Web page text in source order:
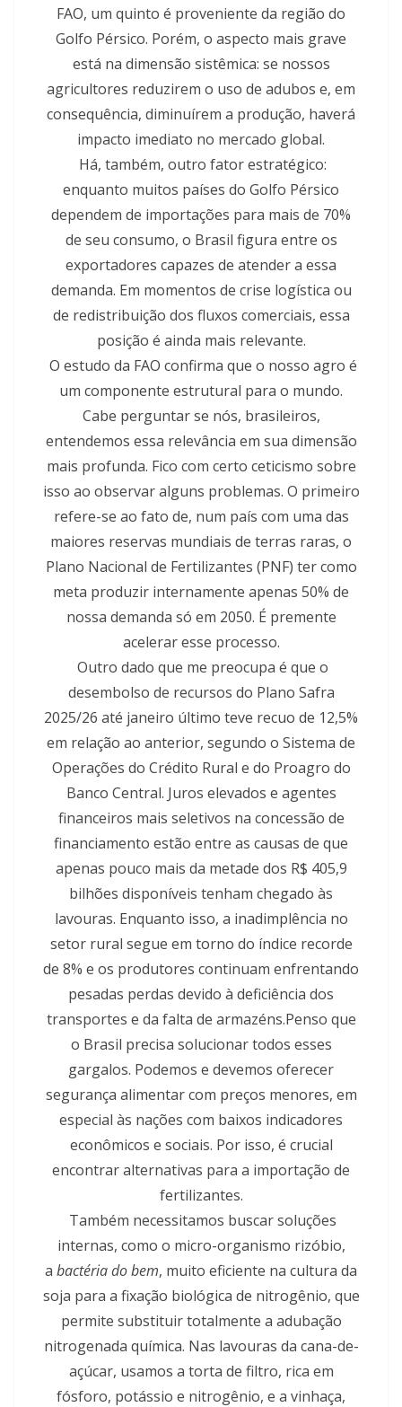
FAO, um quinto é proveniente da região do
Golfo Pérsico. Porém, o aspecto mais grave
está na dimensão sistêmica: se nossos
agricultores reduzirem o uso de adubos e, em
consequência, diminuírem a produção, haverá
impacto imediato no mercado global.
Há, também, outro fator estratégico:
enquanto muitos países do Golfo Pérsico
dependem de importações para mais de 70%
de seu consumo, o Brasil figura entre os
exportadores capazes de atender a essa
demanda. Em momentos de crise logística ou
de redistribuição dos fluxos comerciais, essa
posição é ainda mais relevante.
O estudo da FAO confirma que o nosso agro é
um componente estrutural para o mundo.
Cabe perguntar se nós, brasileiros,
entendemos essa relevância em sua dimensão
mais profunda. Fico com certo ceticismo sobre
isso ao observar alguns problemas. O primeiro
refere-se ao fato de, num país com uma das
maiores reservas mundiais de terras raras, o
Plano Nacional de Fertilizantes (PNF) ter como
meta produzir internamente apenas 50% de
nossa demanda só em 2050. É premente
acelerar esse processo.
Outro dado que me preocupa é que o
desembolso de recursos do Plano Safra
2025/26 até janeiro último teve recuo de 12,5%
em relação ao anterior, segundo o Sistema de
Operações do Crédito Rural e do Proagro do
Banco Central. Juros elevados e agentes
financeiros mais seletivos na concessão de
financiamento estão entre as causas de que
apenas pouco mais da metade dos R$ 405,9
bilhões disponíveis tenham chegado às
lavouras. Enquanto isso, a inadimplência no
setor rural segue em torno do índice recorde
de 8% e os produtores continuam enfrentando
pesadas perdas devido à deficiência dos
transportes e da falta de armazéns.Penso que
o Brasil precisa solucionar todos esses
gargalos. Podemos e devemos oferecer
segurança alimentar com preços menores, em
especial às nações com baixos indicadores
econômicos e sociais. Por isso, é crucial
encontrar alternativas para a importação de
fertilizantes.
Também necessitamos buscar soluções
internas, como o micro-organismo rizóbio,
a bactéria do bem, muito eficiente na cultura da
soja para a fixação biológica de nitrogênio, que
permite substituir totalmente a adubação
nitrogenada química. Nas lavouras da cana-de-
açúcar, usamos a torta de filtro, rica em
fósforo, potássio e nitrogênio, e a vinhaça,